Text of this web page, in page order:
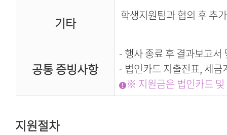
기타 학생지원팀과 협의 후 추
공통 증빙사항
- 행사 종료 후 결과보고서
- 법인카드 지출전표, 세금
※ 지원금은 법인카드
지원절차